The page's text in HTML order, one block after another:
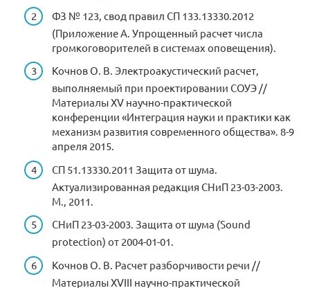
ФЗ № 123, свод правил СП 133.13330.2012
(Приложение А. Упрощенный расчет числа
громкоговорителей в системах оповещения).
Кочнов О. В. Электроакустический расчет,
выполняемый при проектировании СОУЭ //
Материалы XV научно-практической
конференции «Интеграция науки и практики как
механизм развития современного общества». 8-9
апреля 2015.
СП 51.13330.2011 Защита от шума.
Актуализированная редакция СНиП 23-03-2003.
М., 2011.
СНиП 23-03-2003. Защита от шума (Sound
protection) от 2004-01-01.
Кочнов О. В. Расчет разборчивости речи //
Материалы XVIII научно-практической